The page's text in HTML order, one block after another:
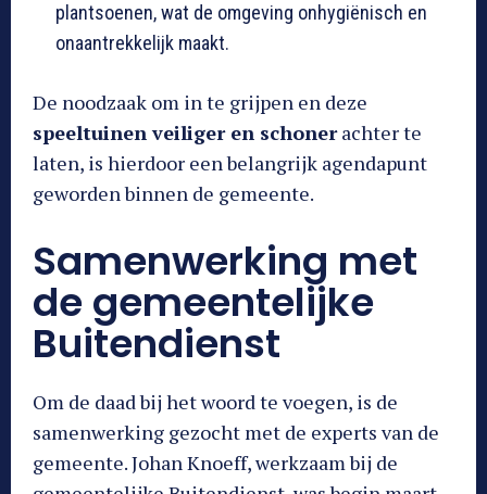
plantsoenen, wat de omgeving onhygiënisch en
onaantrekkelijk maakt.
De noodzaak om in te grijpen en deze
speeltuinen veiliger en schonerachter te
laten, is hierdoor een belangrijk agendapunt
geworden binnen de gemeente.
Samenwerking met
de gemeentelijke
Buitendienst
Om de daad bij het woord te voegen, is de
samenwerking gezocht met de experts van de
gemeente. Johan Knoeff, werkzaam bij de